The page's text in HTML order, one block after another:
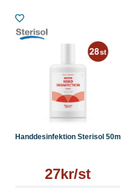
Handdesinfektion Sterisol 50ml
27kr/st